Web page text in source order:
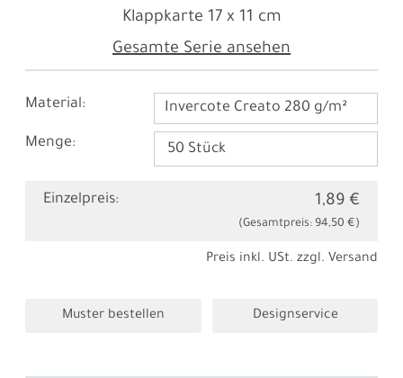
Gesamte Serie ansehen
Klappkarte 17 x 11 cm
Material: Invercote Creato 280 g/m²
Menge:
Einzelpreis: 1,89 €
(Gesamtpreis: 94,50 €)
Preis inkl. USt. zzgl. Versand
Muster bestellen Designservice